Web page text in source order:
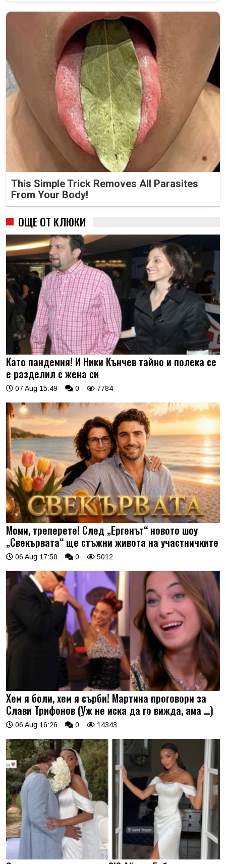
This Simple Trick Removes All Parasites
From Your Body!
ОЩЕ ОТ КЛЮКИ
Като пандемия! И Ники Кънчев тайно и полека се
е разделил с жена си
07 Aug 15:49 0 7784
Моми, треперете! След „Ергенът“ новото шоу
„Свекървата“ ще стъжни живота на участничките
06 Aug 17:50 0 5012
Хем я боли, хем я сърби! Мартина проговори за
Слави Трифонов (Уж не иска да го вижда, ама …)
06 Aug 16:26 0 14343